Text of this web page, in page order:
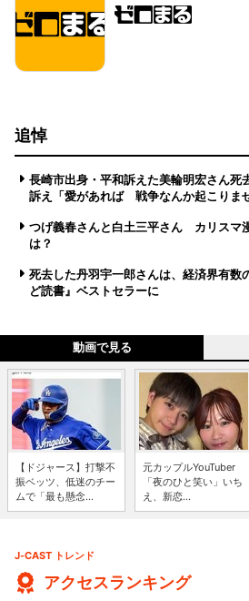
追悼
長崎市出身・平和訴えた美輪明宏さん
訴え「愛があれば 戦争なんか起こりま
つげ義春さんと白土三平さん カリスマ
は？
死去した丹羽宇一郎さんは、経済界有
ど読書』ベストセラーに
動画で見る
【ドジャース】打撃不
振ベッツ、低迷のチー
ムで「最も懸念...
元カップルYouTuber
「夜のひと笑い」いち
え、新恋...
J-CAST トレンド
アクセスランキング